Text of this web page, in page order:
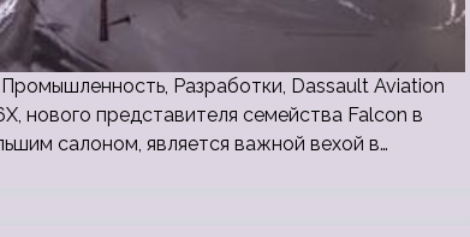
Разработки, Dassault Aviation
нового представителя семейства Falcon в
салоном, является важной вехой в…